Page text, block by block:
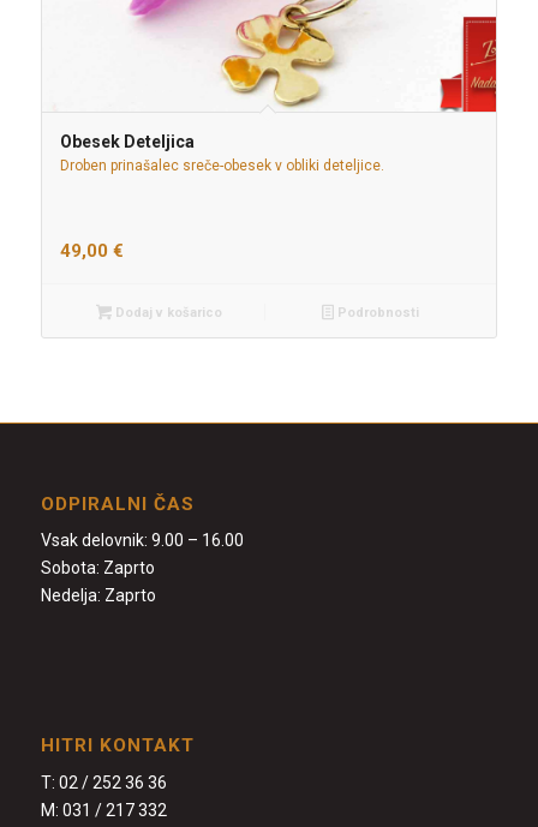
Obesek Deteljica
Droben prinašalec sreče-obesek v obliki deteljice.
49,00 €
Dodaj v košarico Podrobnosti
ODPIRALNI ČAS
Vsak delovnik: 9.00 – 16.00
Sobota: Zaprto
Nedelja: Zaprto
HITRI KONTAKT
T: 02 / 252 36 36
M: 031 / 217 332